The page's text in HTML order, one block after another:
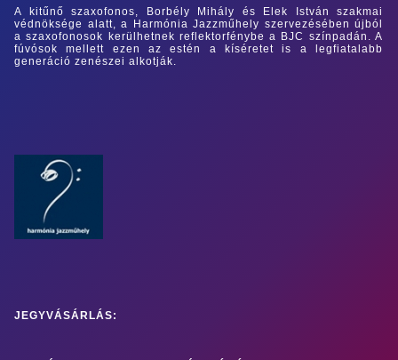
A kitűnő szaxofonos, Borbély Mihály és Elek István szakmai
védnöksége alatt, a Harmónia Jazzműhely szervezésében újból
a szaxofonosok kerülhetnek reflektorfénybe a BJC színpadán. A
fúvósok mellett ezen az estén a kíséretet is a legfiatalabb
generáció zenészei alkotják.
JEGYVÁSÁRLÁS: